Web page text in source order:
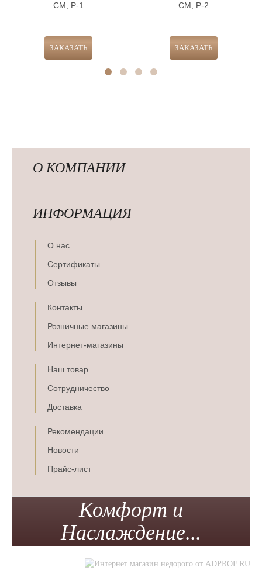
СМ, Р-1
СМ, Р-2
О КОМПАНИИ
ИНФОРМАЦИЯ
О нас
Сертификаты
Отзывы
Контакты
Розничные магазины
Интернет-магазины
Наш товар
Сотрудничество
Доставка
Рекомендации
Новости
Прайс-лист
Комфорт и
Наслаждение...